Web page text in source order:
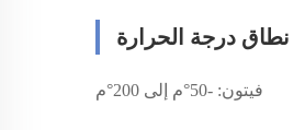
نطاق درجة الحرارة
فيتون: -50°م إلى 200°م